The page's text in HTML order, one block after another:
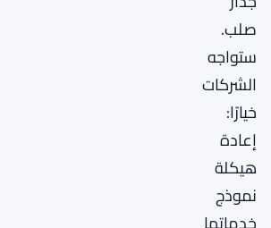
صلب.
ستواجه
الشركات
خيارًا:
إعادة
هيكلة
نموذج